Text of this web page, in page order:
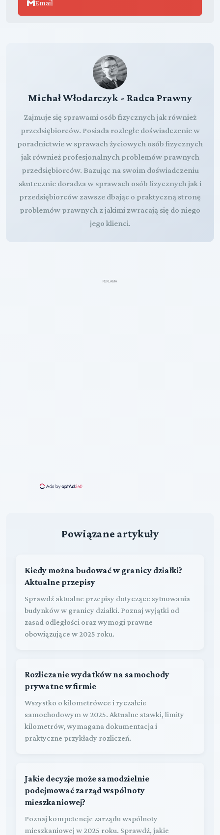
Email
Michał Włodarczyk - Radca Prawny
Zajmuje się sprawami osób fizycznych jak również
przedsiębiorców. Posiada rozległe doświadczenie w
poradnictwie w sprawach życiowych osób fizycznych
jak również profesjonalnych problemów prawnych
przedsiębiorców. Bazując na swoim doświadczeniu
skutecznie doradza w sprawach osób fizycznych jak i
przedsiębiorców zawsze dbając o praktyczną stronę
problemów prawnych z jakimi zwracają się do niego
jego klienci.
REKLAMA
Powiązane artykuły
Kiedy można budować w granicy działki?
Aktualne przepisy
Sprawdź aktualne przepisy dotyczące sytuowania
budynków w granicy działki. Poznaj wyjątki od
zasad odległości oraz wymogi prawne
obowiązujące w 2025 roku.
Rozliczanie wydatków na samochody
prywatne w firmie
Wszystko o kilometrówce i ryczałcie
samochodowym w 2025. Aktualne stawki, limity
kilometrów, wymagana dokumentacja i
praktyczne przykłady rozliczeń.
Jakie decyzje może samodzielnie
podejmować zarząd wspólnoty
mieszkaniowej?
Poznaj kompetencje zarządu wspólnoty
mieszkaniowej w 2025 roku. Sprawdź, jakie